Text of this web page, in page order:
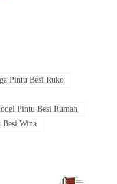
Pintu Besi Ruko
Pintu Besi Rumah
Wina